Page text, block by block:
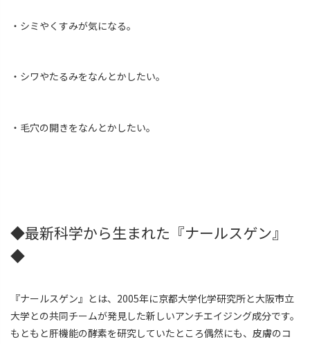
・シミやくすみが気になる。
・シワやたるみをなんとかしたい。
・毛穴の開きをなんとかしたい。
◆最新科学から生まれた『ナールスゲン』
◆
『ナールスゲン』とは、2005年に京都大学化学研究所と大阪市立
大学との共同チームが発見した新しいアンチエイジング成分です。
もともと肝機能の酵素を研究していたところ偶然にも、皮膚のコ